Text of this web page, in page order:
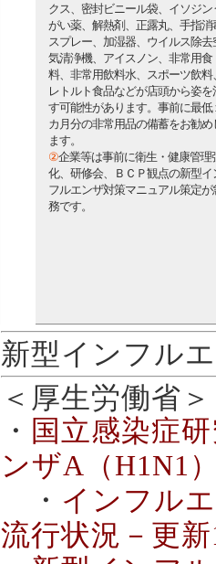
クス、密封ビニール袋、イソジン
がい薬、解熱剤、正露丸、手指消
スプレー、加湿器、ウイルス除去
気清浄機、アイスノン、非常用食
料、非常用飲料水、スポーツ飲料
レトルト食品などが店頭から姿を
す可能性があります。事前に最低
カ月分の非常用品の備蓄をお勧め
ます。
②企業等は事前に衛生・健康管理
化、研修会、ＢＣＰ観点の新型イ
フルエンザ対策マニュアル策定が
務です。
新型インフル
＜厚生労働省＞
・ 国立感染症
ンザA（H1N1
・ インフル
流行状況－更